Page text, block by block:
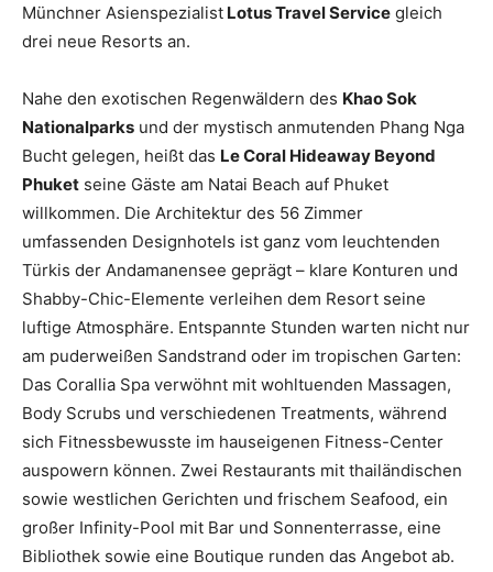
Münchner Asienspezialist Lotus Travel Service gleich
drei neue Resorts an.
Nahe den exotischen Regenwäldern des Khao Sok
Nationalparks und der mystisch anmutenden Phang Nga
Bucht gelegen, heißt das Le Coral Hideaway Beyond
Phuket seine Gäste am Natai Beach auf Phuket
willkommen. Die Architektur des 56 Zimmer
umfassenden Designhotels ist ganz vom leuchtenden
Türkis der Andamanensee geprägt – klare Konturen und
Shabby-Chic-Elemente verleihen dem Resort seine
luftige Atmosphäre. Entspannte Stunden warten nicht nur
am puderweißen Sandstrand oder im tropischen Garten:
Das Corallia Spa verwöhnt mit wohltuenden Massagen,
Body Scrubs und verschiedenen Treatments, während
sich Fitnessbewusste im hauseigenen Fitness-Center
auspowern können. Zwei Restaurants mit thailändischen
sowie westlichen Gerichten und frischem Seafood, ein
großer Infinity-Pool mit Bar und Sonnenterrasse, eine
Bibliothek sowie eine Boutique runden das Angebot ab.